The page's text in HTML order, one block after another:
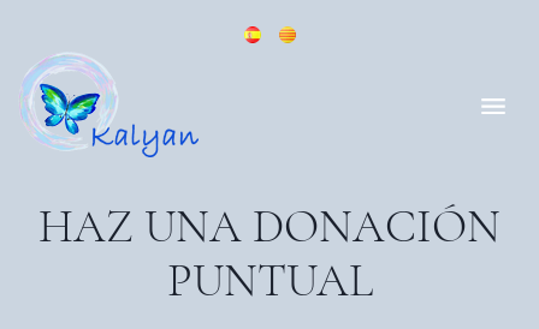
HAZ UNA DONACIÓN
PUNTUAL